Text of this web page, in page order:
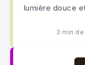
lumière douce
3 min